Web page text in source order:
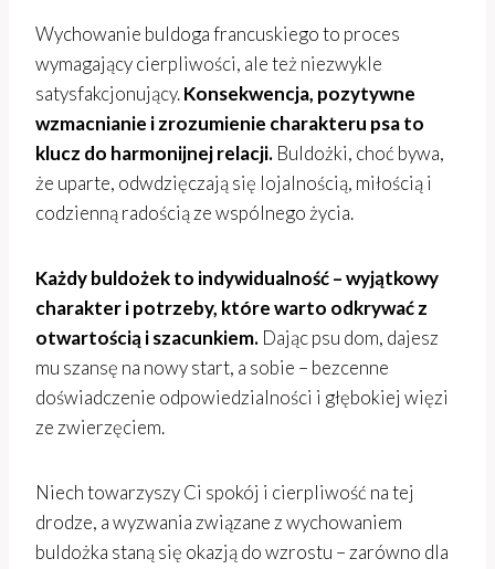
Wychowanie buldoga francuskiego to proces
wymagający cierpliwości, ale też niezwykle
satysfakcjonujący.Konsekwencja, pozytywne
wzmacnianie i zrozumienie charakteru psa to
klucz do harmonijnej relacji. Buldożki, choć bywa,
że uparte, odwdzięczają się lojalnością, miłością i
codzienną radością ze wspólnego życia.
Każdy buldożek to indywidualność – wyjątkowy
charakter i potrzeby, które warto odkrywać z
otwartością i szacunkiem. Dając psu dom, dajesz
mu szansę na nowy start, a sobie – bezcenne
doświadczenie odpowiedzialności i głębokiej więzi
ze zwierzęciem.
Niech towarzyszy Ci spokój i cierpliwość na tej
drodze, a wyzwania związane z wychowaniem
buldożka staną się okazją do wzrostu – zarówno dla